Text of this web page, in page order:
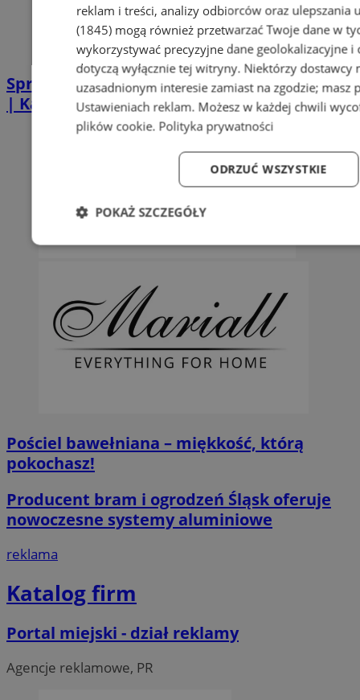
Sprzątanie po zgonie w Piekarach Śląskich
| Kastelnik
Pościel bawełniana – miękkość, którą
pokochasz!
Producent bram i ogrodzeń Śląsk oferuje
nowoczesne systemy aluminiowe
reklama
Katalog firm
Portal miejski - dział reklamy
Agencje reklamowe, PR
reklam i treści, analizy odbiorców oraz ulepszania
(1845)mogą również przetwarzać Twoje dane w
wykorzystywać precyzyjne dane geolokalizacyjne
dotyczą wyłącznie tej witryny. Niektórzy dostawcy
uzasadnionym interesie zamiast na zgodzie; masz
Ustawieniach reklam. Możesz w każdej chwili
plików cookie. Polityka prywatności
ODRZUĆ WSZYSTKIE
POKAŻ SZCZEGÓŁY
Niezbędne Wydajność Targetowanie
Niezbędne Wydajność Targetowanie
Nazwa Provider/Domena
SessID
QeSessID piekaryslaskie.com.pl